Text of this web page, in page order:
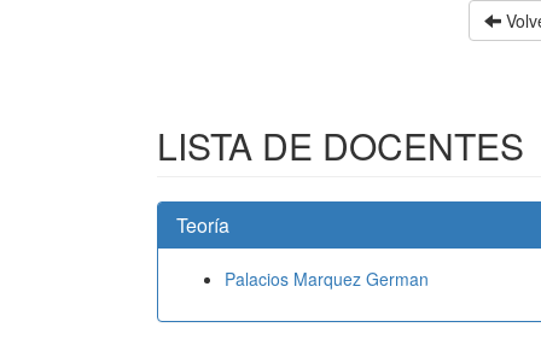
LISTA DE DOCENTES
Teoría
Palacios Marquez German